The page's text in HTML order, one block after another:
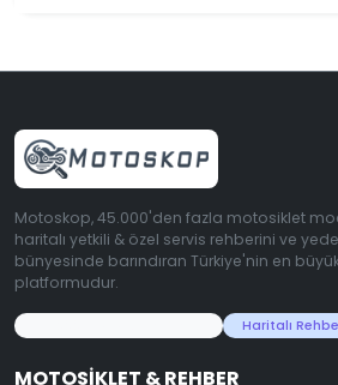
Motoskop, 45.000'den fazla motosiklet
haritalı yetkili & özel servis rehberini ve
bünyesinde barındıran Türkiye'nin en
platformudur.
Haritalı
MOTOSIKLET & REHBER